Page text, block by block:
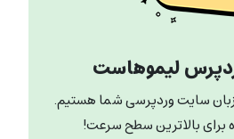
لیموهاست
سایت وردپرسی شما هستیم.
بالاترین سطح سرعت!